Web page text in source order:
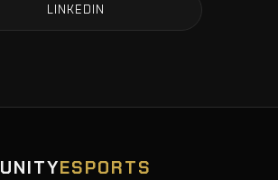
LINKEDIN
UNITYESPORTS